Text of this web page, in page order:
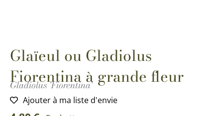
Glaïeul ou Gladiolus
Fiorentina à grande fleur
Gladiolus 'Fiorentina'
Ajouter à ma liste d'envie